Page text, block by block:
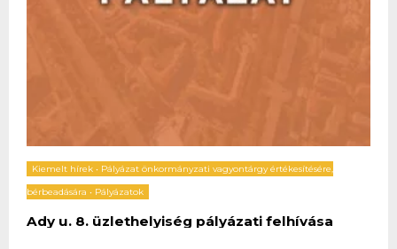
Kiemelt hírek • Pályázat önkormányzati vagyontárgy értékesítésére,
bérbeadására • Pályázatok
Ady u. 8. üzlethelyiség pályázati felhívása